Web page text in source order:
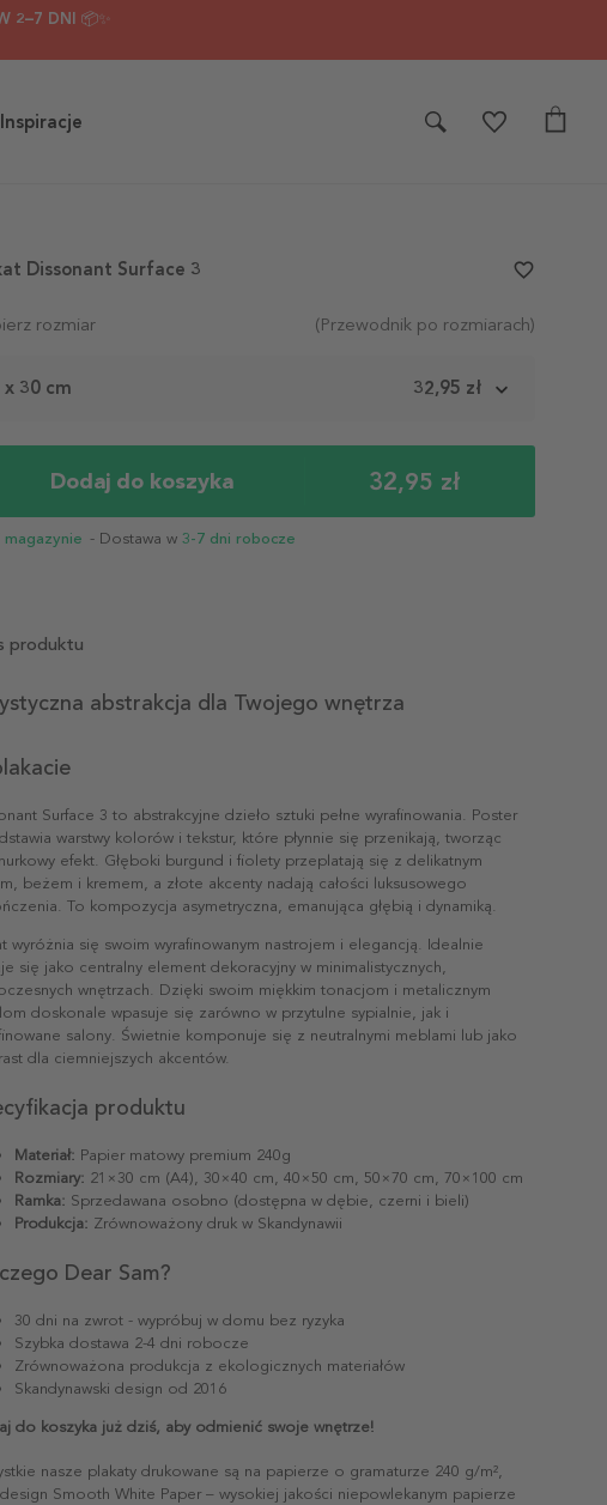
2–7 DNI 📦✨
Inspiracje
rozmiar (Przewodnik po rozmiarach)
x 30 cm 32,95 zł
Dodaj do koszyka 32,95 zł
magazynie - Dostawa w 3-7 dni robocze
Dissonant Surface 3 favorite_border
produktu
abstrakcja dla Twojego wnętrza
Surface 3 to abstrakcyjne dzieło sztuki pełne wyrafinowania. Poster
warstwy kolorów i tekstur, które płynnie się przenikają, tworząc
efekt. Głęboki burgund i fiolety przeplatają się z delikatnym
beżem i kremem, a złote akcenty nadają całości luksusowego
To kompozycja asymetryczna, emanująca głębią i dynamiką.
wyróżnia się swoim wyrafinowanym nastrojem i elegancją. Idealnie
się jako centralny element dekoracyjny w minimalistycznych,
wnętrzach. Dzięki swoim miękkim tonacjom i metalicznym
doskonale wpasuje się zarówno w przytulne sypialnie, jak i
salony. Świetnie komponuje się z neutralnymi meblami lub jako
dla ciemniejszych akcentów.
produktu
Materiał: Papier matowy premium 240g
Rozmiary: 21×30 cm (A4), 30×40 cm, 40×50 cm, 50×70 cm, 70×100 cm
Ramka: Sprzedawana osobno (dostępna w dębie, czerni i bieli)
Produkcja: Zrównoważony druk w Skandynawii
Dear Sam?
30 dni na zwrot - wypróbuj w domu bez ryzyka
Szybka dostawa 2-4 dni robocze
Zrównoważona produkcja z ekologicznych materiałów
Skandynawski design od 2016
do koszyka już dziś, aby odmienić swoje wnętrze!
nasze plakaty drukowane są na papierze o gramaturze 240 g/m²,
Smooth White Paper – wysokiej jakości niepowlekanym papierze